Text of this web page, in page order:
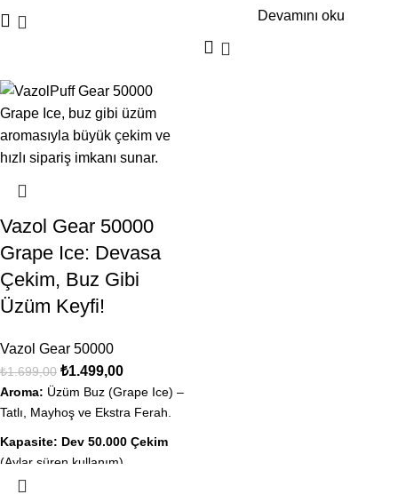
Teknoloji:
Şarj:
Durum:Orijinal Kapalı Kutu, Aynı
Gün Kargo İmkanı.
Likit ve Şarj göstergeli
Teknoloji:
Devamını oku
Vazol Gear 50000
Grape Ice: Devasa
Çekim, Buz Gibi
Üzüm Keyfi!
Vazol Gear 50000
₺1.699,00 ₺1.499,00
Aroma: Üzüm Buz (Grape Ice) –
Tatlı, Mayhoş ve Ekstra Ferah.
Kapasite: Dev 50.000 Çekim
(Aylar süren kullanım).